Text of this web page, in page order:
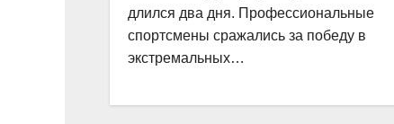
длился два дня. Профессиональные
спортсмены сражались за победу в
экстремальных…